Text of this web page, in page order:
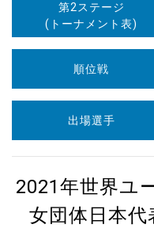
第2ステージ
(トーナメント表)
順位戦
出場選手
2021年世界ユ
女団体日本代